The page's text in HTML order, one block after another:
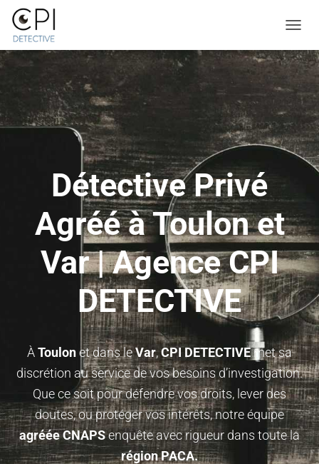
Détective Privé
Agréé à Toulon et
Var | Agence CPI
DETECTIVE
ÀToulonet dans leVar,CPI DETECTIVEmet sa
discrétion au service de vos besoins d’investigation.
Que ce soit pour défendre vos droits, lever des
doutes, ou protéger vos intérêts, notre équipe
agréée CNAPSenquête avec rigueur dans toute la
région PACA.